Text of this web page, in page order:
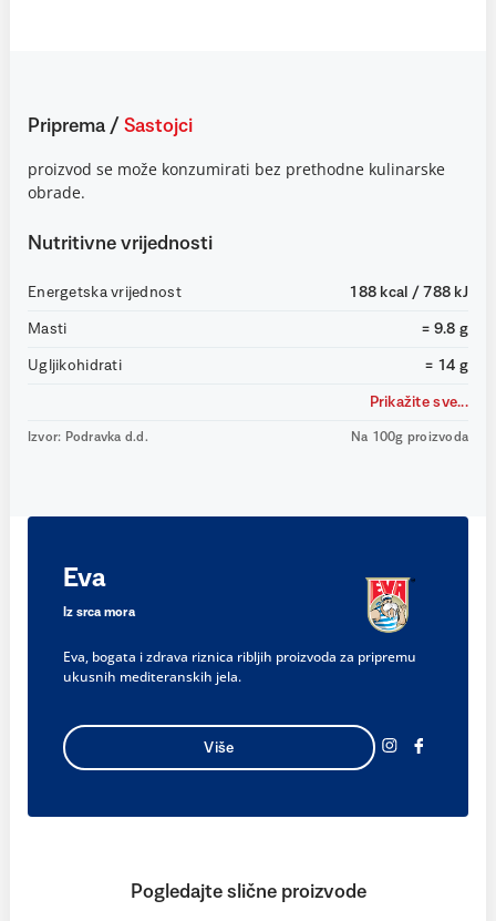
Priprema / Sastojci
proizvod se može konzumirati bez prethodne kulinarske
obrade.
Nutritivne vrijednosti
Energetska vrijednost 188 kcal / 788 kJ
Masti = 9.8 g
Ugljikohidrati = 14 g
Prikažite sve...
Izvor: Podravka d.d. Na 100g proizvoda
Eva
Iz srca mora
Eva, bogata i zdrava riznica ribljih proizvoda za pripremu
ukusnih mediteranskih jela.
Više
Pogledajte slične proizvode